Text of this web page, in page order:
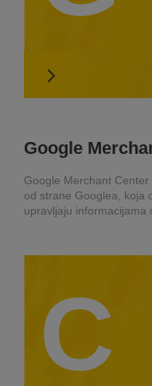
Google
Google Merchant
od strane Googlea, koja
upravljaju informacijama
C